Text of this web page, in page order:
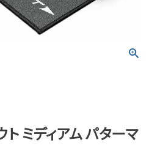
ト ミディアム パターマ